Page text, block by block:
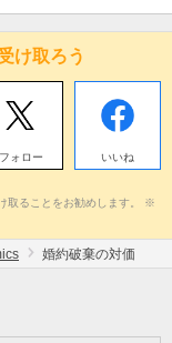
け取ろう
フォロー いいね
取ることをお勧めします。 ※
婚約破棄の対価